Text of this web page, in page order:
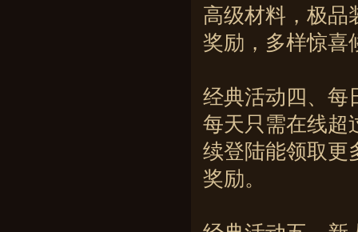
高级材料，极品
奖励，多样惊喜
经典活动四、每
每天只需在线超
续登陆能领取更
奖励。